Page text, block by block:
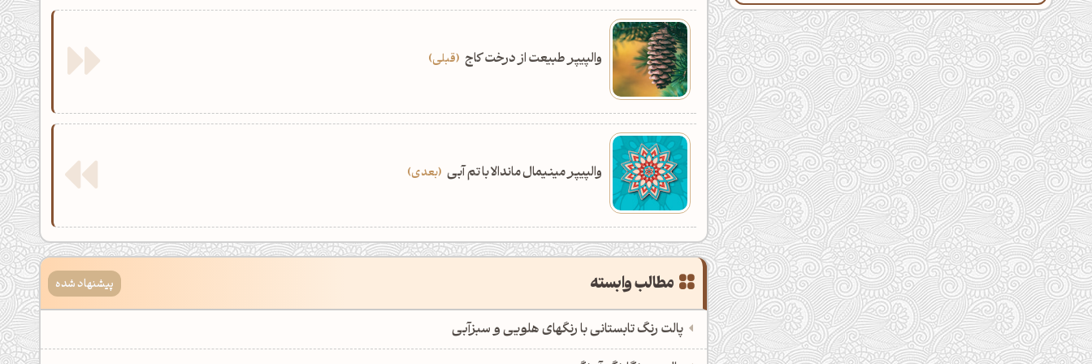
والپیپر طبیعت از درخت کاج قبلی
والپیپر مینیمال ماندالا با تم آبی بعدی
مطالب وابسته پیشنهاد شده
پالت رنگ تابستانی با رنگهای هلویی و سبزآبی